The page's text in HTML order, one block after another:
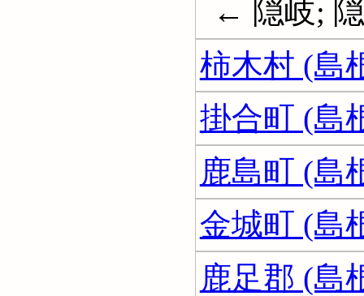
← 隠岐;
柿木村 (島
掛合町 (島
鹿島町 (島
金城町 (島
鹿足郡 (島